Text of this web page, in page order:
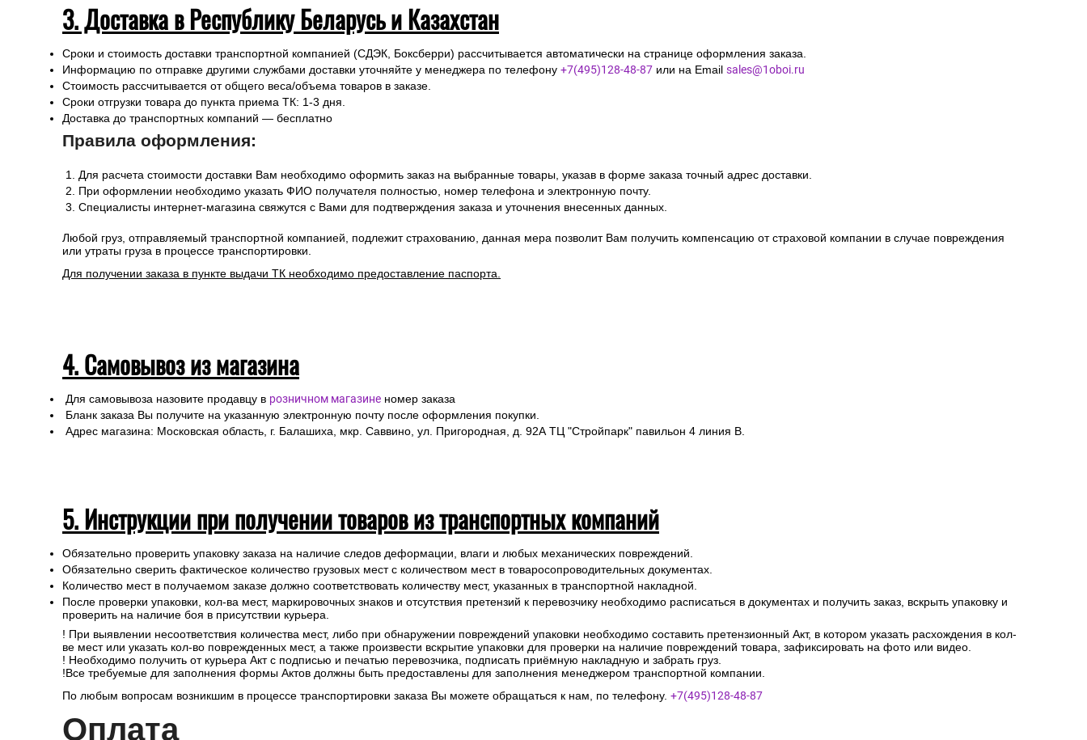
3. Доставка в Республику Беларусь и Казахстан
Сроки и стоимость доставки транспортной компанией (СДЭК, Боксберри) рассчитывается автоматически на странице оформления заказа.
Информацию по отправке другими службами доставки уточняйте у менеджера по телефону +7(495)128-48-87 или на Email sales@1oboi.ru
Стоимость рассчитывается от общего веса/объема товаров в заказе.
Сроки отгрузки товара до пункта приема ТК: 1-3 дня.
Доставка до транспортных компаний — бесплатно
Правила оформления:
Для расчета стоимости доставки Вам необходимо оформить заказ на выбранные товары, указав в форме заказа точный адрес доставки.
При оформлении необходимо указать ФИО получателя полностью, номер телефона и электронную почту.
Специалисты интернет-магазина свяжутся с Вами для подтверждения заказа и уточнения внесенных данных.
Любой груз, отправляемый транспортной компанией, подлежит страхованию, данная мера позволит Вам получить компенсацию от страховой компании в случае повреждения
или утраты груза в процессе транспортировки.
Для получении заказа в пункте выдачи ТК необходимо предоставление паспорта.
4. Самовывоз из магазина
Для самовывоза назовите продавцу в розничном магазине номер заказа
Бланк заказа Вы получите на указанную электронную почту после оформления покупки.
Адрес магазина: Московская область, г. Балашиха, мкр. Саввино, ул. Пригородная, д. 92А ТЦ "Стройпарк" павильон 4 линия В.
5. Инструкции при получении товаров из транспортных компаний
Обязательно проверить упаковку заказа на наличие следов деформации, влаги и любых механических повреждений.
Обязательно сверить фактическое количество грузовых мест с количеством мест в товаросопроводительных документах.
Количество мест в получаемом заказе должно соответствовать количеству мест, указанных в транспортной накладной.
После проверки упаковки, кол-ва мест, маркировочных знаков и отсутствия претензий к перевозчику необходимо расписаться в документах и получить заказ, вскрыть упаковку и
проверить на наличие боя в присутствии курьера.
! При выявлении несоответствия количества мест, либо при обнаружении повреждений упаковки необходимо составить претензионный Акт, в котором указать расхождения в кол-
ве мест или указать кол-во поврежденных мест, а также произвести вскрытие упаковки для проверки на наличие повреждений товара, зафиксировать на фото или видео.
! Необходимо получить от курьера Акт с подписью и печатью перевозчика, подписать приёмную накладную и забрать груз.
!Все требуемые для заполнения формы Актов должны быть предоставлены для заполнения менеджером транспортной компании.
По любым вопросам возникшим в процессе транспортировки заказа Вы можете обращаться к нам, по телефону. +7(495)128-48-87
Оплата